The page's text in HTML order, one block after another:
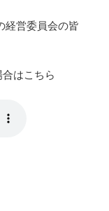
経営委員会の皆
はこちら